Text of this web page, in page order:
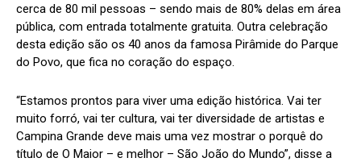
cerca de 80 mil pessoas – sendo mais de 80% delas em área
pública, com entrada totalmente gratuita. Outra celebração
desta edição são os 40 anos da famosa Pirâmide do Parque
do Povo, que fica no coração do espaço.
“Estamos prontos para viver uma edição histórica. Vai ter
muito forró, vai ter cultura, vai ter diversidade de artistas e
Campina Grande deve mais uma vez mostrar o porquê do
título de O Maior – e melhor – São João do Mundo”, disse a